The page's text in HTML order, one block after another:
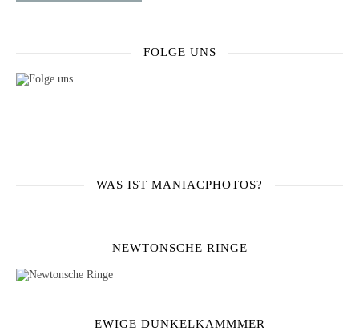
FOLGE UNS
WAS IST MANIACPHOTOS?
NEWTONSCHE RINGE
EWIGE DUNKELKAMMMER